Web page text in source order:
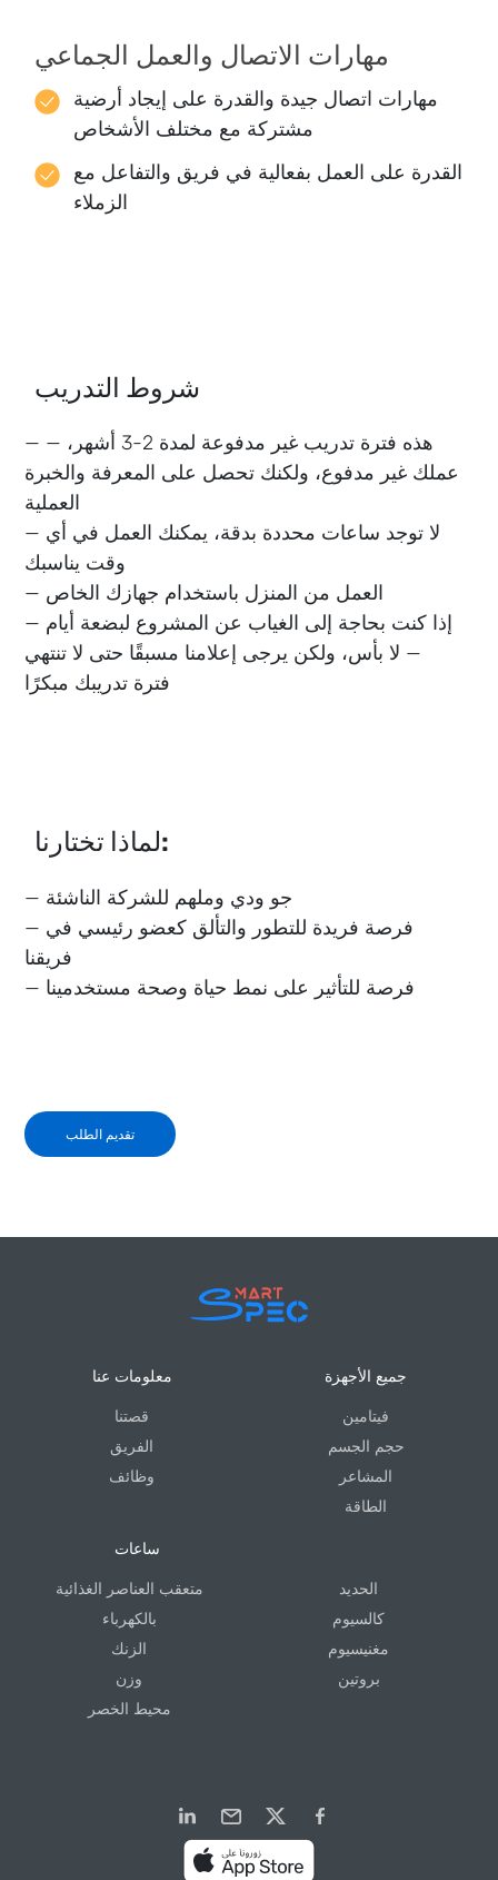
مهارات الاتصال والعمل الجماعي
مهارات اتصال جيدة والقدرة على إيجاد أرضية
مشتركة مع مختلف الأشخاص
القدرة على العمل بفعالية في فريق والتفاعل مع
الزملاء
شروط التدريب
— هذه فترة تدريب غير مدفوعة لمدة 2-3 أشهر، —
عملك غير مدفوع، ولكنك تحصل على المعرفة والخبرة
العملية
— لا توجد ساعات محددة بدقة، يمكنك العمل في أي
وقت يناسبك
— العمل من المنزل باستخدام جهازك الخاص
— إذا كنت بحاجة إلى الغياب عن المشروع لبضعة أيام
— لا بأس، ولكن يرجى إعلامنا مسبقًا حتى لا تنتهي
فترة تدريبك مبكرًا
لماذا تختارنا:
— جو ودي وملهم للشركة الناشئة
— فرصة فريدة للتطور والتألق كعضو رئيسي في
فريقنا
— فرصة للتأثير على نمط حياة وصحة مستخدمينا
تقديم الطلب
معلومات عنا
قصتنا
الفريق
وظائف
جميع الأجهزة
فيتامين
حجم الجسم
المشاعر
الطاقة
ساعات
متعقب العناصر الغذائية
بالكهرباء
الزنك
وزن
محيط الخصر
الحديد
كالسيوم
مغنيسيوم
بروتين